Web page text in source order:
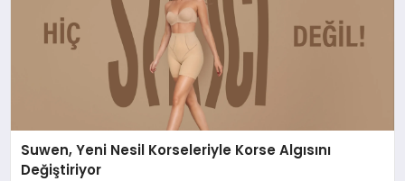
Suwen, Yeni Nesil Korseleriyle Korse Algısını
Değiştiriyor